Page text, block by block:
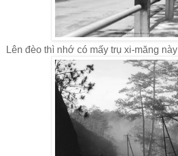
Lên đèo thì nhớ có mấy trụ xi-măng này